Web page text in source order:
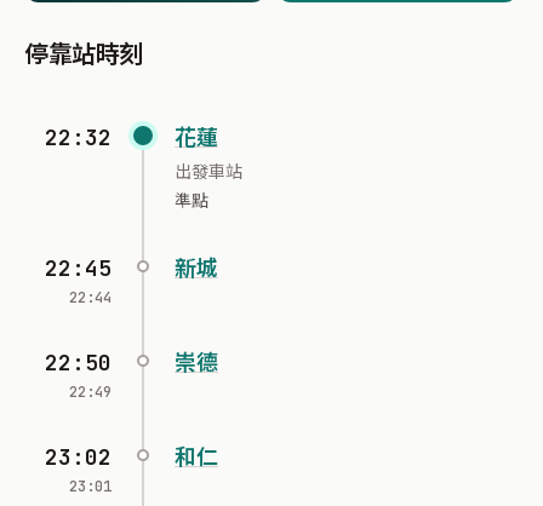
停靠站時刻
22:32 花蓮
出發車站
準點
22:45
22:44
新城
22:50
22:49
崇德
23:02
23:01
和仁